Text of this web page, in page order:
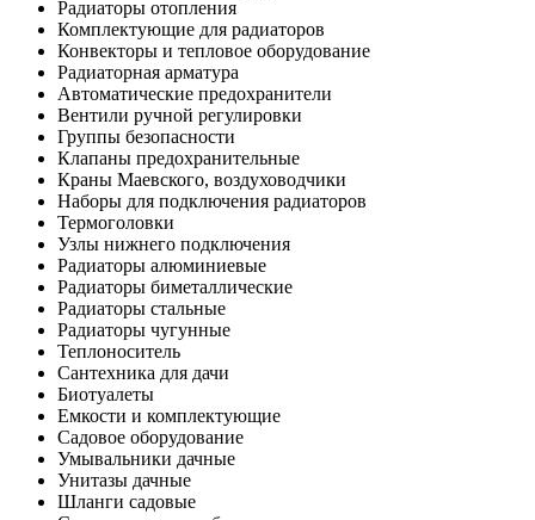
Радиаторы отопления
Комплектующие для радиаторов
Конвекторы и тепловое оборудование
Радиаторная арматура
Автоматические предохранители
Вентили ручной регулировки
Группы безопасности
Клапаны предохранительные
Краны Маевского, воздуховодчики
Наборы для подключения радиаторов
Термоголовки
Узлы нижнего подключения
Радиаторы алюминиевые
Радиаторы биметаллические
Радиаторы стальные
Радиаторы чугунные
Теплоноситель
Сантехника для дачи
Биотуалеты
Емкости и комплектующие
Садовое оборудование
Умывальники дачные
Унитазы дачные
Шланги садовые